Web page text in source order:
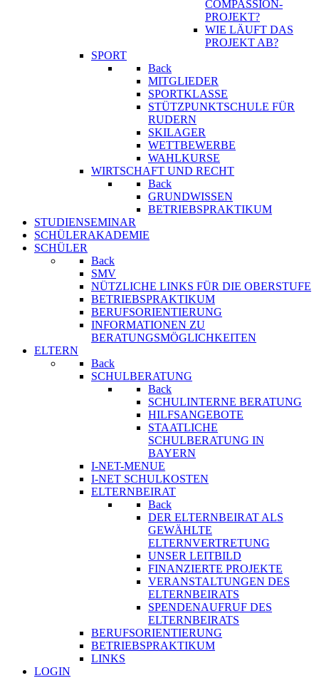
COMPASSION-
PROJEKT?
WIE LÄUFT DAS
PROJEKT AB?
SPORT
Back
MITGLIEDER
SPORTKLASSE
STÜTZPUNKTSCHULE FÜR
RUDERN
SKILAGER
WETTBEWERBE
WAHLKURSE
WIRTSCHAFT UND RECHT
Back
GRUNDWISSEN
BETRIEBSPRAKTIKUM
STUDIENSEMINAR
SCHÜLERAKADEMIE
SCHÜLER
Back
SMV
NÜTZLICHE LINKS FÜR DIE OBERSTUFE
BETRIEBSPRAKTIKUM
BERUFSORIENTIERUNG
INFORMATIONEN ZU
BERATUNGSMÖGLICHKEITEN
ELTERN
Back
SCHULBERATUNG
Back
SCHULINTERNE BERATUNG
HILFSANGEBOTE
STAATLICHE
SCHULBERATUNG IN
BAYERN
I-NET-MENUE
I-NET SCHULKOSTEN
ELTERNBEIRAT
Back
DER ELTERNBEIRAT ALS
GEWÄHLTE
ELTERNVERTRETUNG
UNSER LEITBILD
FINANZIERTE PROJEKTE
VERANSTALTUNGEN DES
ELTERNBEIRATS
SPENDENAUFRUF DES
ELTERNBEIRATS
BERUFSORIENTIERUNG
BETRIEBSPRAKTIKUM
LINKS
LOGIN